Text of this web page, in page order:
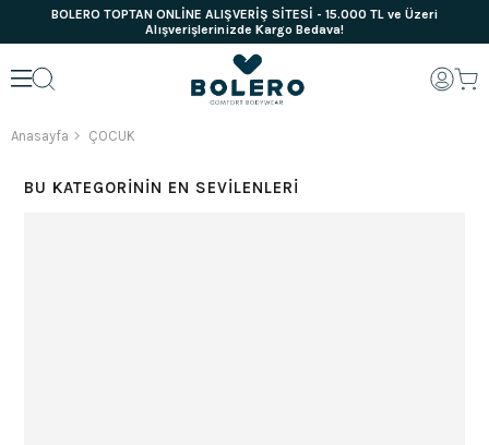
BOLERO TOPTAN ONLİNE ALIŞVERİŞ SİTESİ - 15.000 TL ve Üzeri
Alışverişlerinizde Kargo Bedava!
Anasayfa ÇOCUK
BU KATEGORININ EN SEVILENLERI